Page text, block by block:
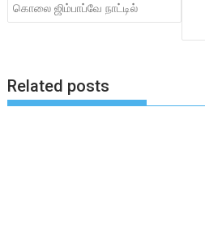
navigation
கொலை ஜிம்பாப்வே நாட்டில்
Related posts